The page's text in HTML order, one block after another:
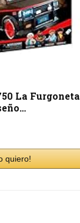
La Furgoneta
quiero!